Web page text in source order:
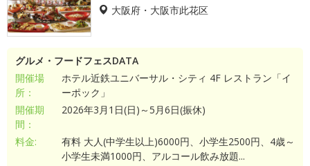
大阪府・大阪市此花区
グルメ・フードフェスDATA
開催場
所：
ホテル近鉄ユニバーサル・シティ 4F レストラン「イ
ーポック」
開催期
間：
2026年3月1日(日)～5月6日(振休)
料金:
有料 大人(中学生以上)6000円、小学生2500円、4歳～
小学生未満1000円、アルコール飲み放題...